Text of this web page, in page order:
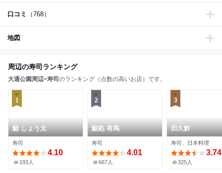
口コミ （768）
地図
周辺の寿司ランキング
大通公園周辺×寿司 のランキング（点数の高いお店）です。
1
鮨 しょう太
寿司
4.10
193人
2
鮨処 有馬
寿司
4.01
667人
3
田久鮓
寿司、日本料理
3.74
325人